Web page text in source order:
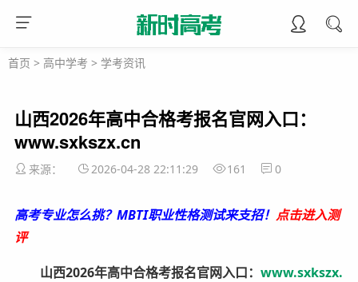
首页 > 高中学考 > 学考资讯
山西2026年高中合格考报名官网入口：
www.sxkszx.cn
来源： 2026-04-28 22:11:29 161 0
高考专业怎么挑？MBTI职业性格测试来支招！ 点击进入测
评
山西2026年高中合格考报名官网入口： www.sxkszx.